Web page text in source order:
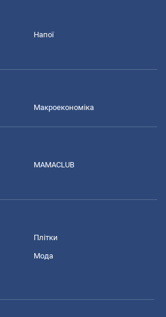
Напої
Макроекономіка
MAMACLUB
Плітки
Мода